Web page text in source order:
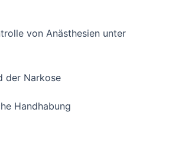
von Anästhesien unter
der Narkose
Handhabung